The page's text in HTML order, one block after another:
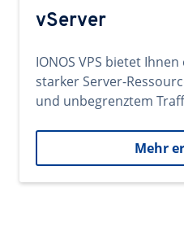
vServer
IONOS VPS bietet
starker Server-
und unbegrenztem
Mehr